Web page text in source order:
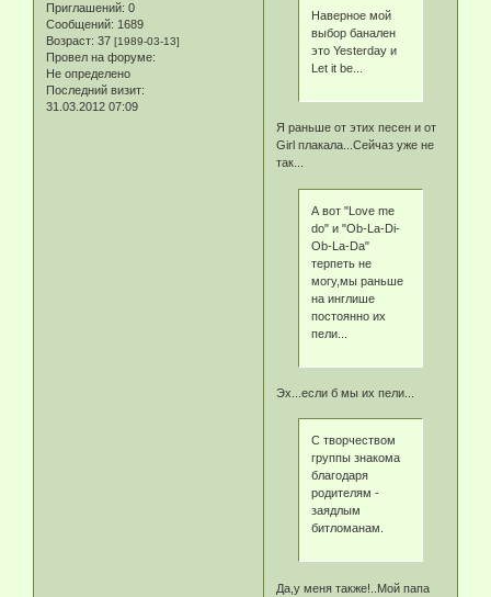
Приглашений: 0
Сообщений: 1689
Возраст: 37 [1989-03-13]
Провел на форуме:
Не определено
Последний визит:
31.03.2012 07:09
Наверное мой
выбор банален
это Yesterday и
Let it be...
Я раньше от этих песен и от
Girl плакала...Сейчаз уже не
так...
А вот "Love me
do" и "Ob-La-Di-
Ob-La-Da"
терпеть не
могу,мы раньше
на инглише
постоянно их
пели...
Эх...если б мы их пели...
С творчеством
группы знакома
благодаря
родителям -
заядлым
битломанам.
Да,у меня также!..Мой папа